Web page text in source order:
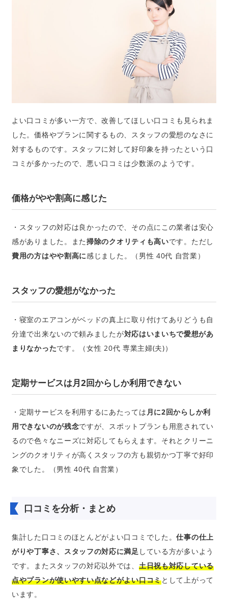
よい口コミが多い一方で、改善してほしい口コミも見られま
した。価格やプランに関するもの、スタッフの愛想のなさに
対するものです。スタッフに対して好印象を持ったという口
コミが多かったので、悪い口コミは少数派のようです。
価格がやや割高に感じた
・スタッフの対応は良かったので、その点にこの業者は安心
感がありました。また掃除のクオリティも高いです。ただし
費用の方はやや割高に感じました。（男性 40代 自営業）
スタッフの愛想がなかった
・寝室のエアコンがベッドの真上に取り付けてありどうも自
分達で出来ないので頼みましたが対応はいまいちで愛想があ
まりなかったです。（女性 20代 専業主婦(夫)）
定期サービスは月2回からしか利用できない
・定期サービスを利用するにあたっては 月に2回からしか利
用できないのが残念ですが、スポットプランも用意されてい
るので色々なニーズに対応してもらえます。それとクリーニ
ングのクオリティが高くスタッフの方も親切かつ丁寧で好印
象でした。（男性 40代 自営業）
口コミを分析・まとめ
集計した口コミのほとんどがよい口コミでした。仕事の仕上
がりや丁寧さ、スタッフの対応に満足 している方が多いよう
です。またスタッフの対応以外では、 土日祝も対応している
点やプランが使いやすい点などがよい口コミとして上がって
います。